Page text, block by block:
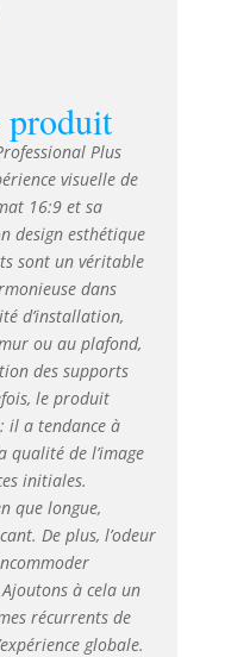
& Play:
500 cycles
intégrée, sans
fixe.
avec
de charge
✓ Support
notre
client vous
avant
l’achat –
rapide
votre écoute.
de
frontale:
D "diffus" en
laminé sur
textile blanc
| gain 1,1 |
155° |
3D
✓ |
feu B1
produit
Plus
visuelle de
16:9 et sa
design esthétique
sont un véritable
dans
d’installation,
mur ou au plafond,
des supports
le produit
il a tendance à
qualité de l’image
initiales.
que longue,
De plus, l’odeur
à cela un
récurrents de
globale.